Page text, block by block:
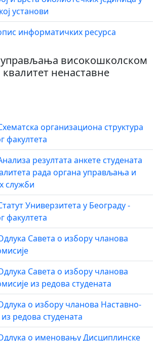
установи
информатичких ресурса
управљања високошколском
ненаставне
организациона структура
факултета
резултата анкете студената
рада органа управљања и
служби
Универзитета у Београду -
факултета
Савета о избору чланова
Савета о избору чланова
из редова студената
о избору чланова Наставно-
редова студената
о именовању Дисциплинске